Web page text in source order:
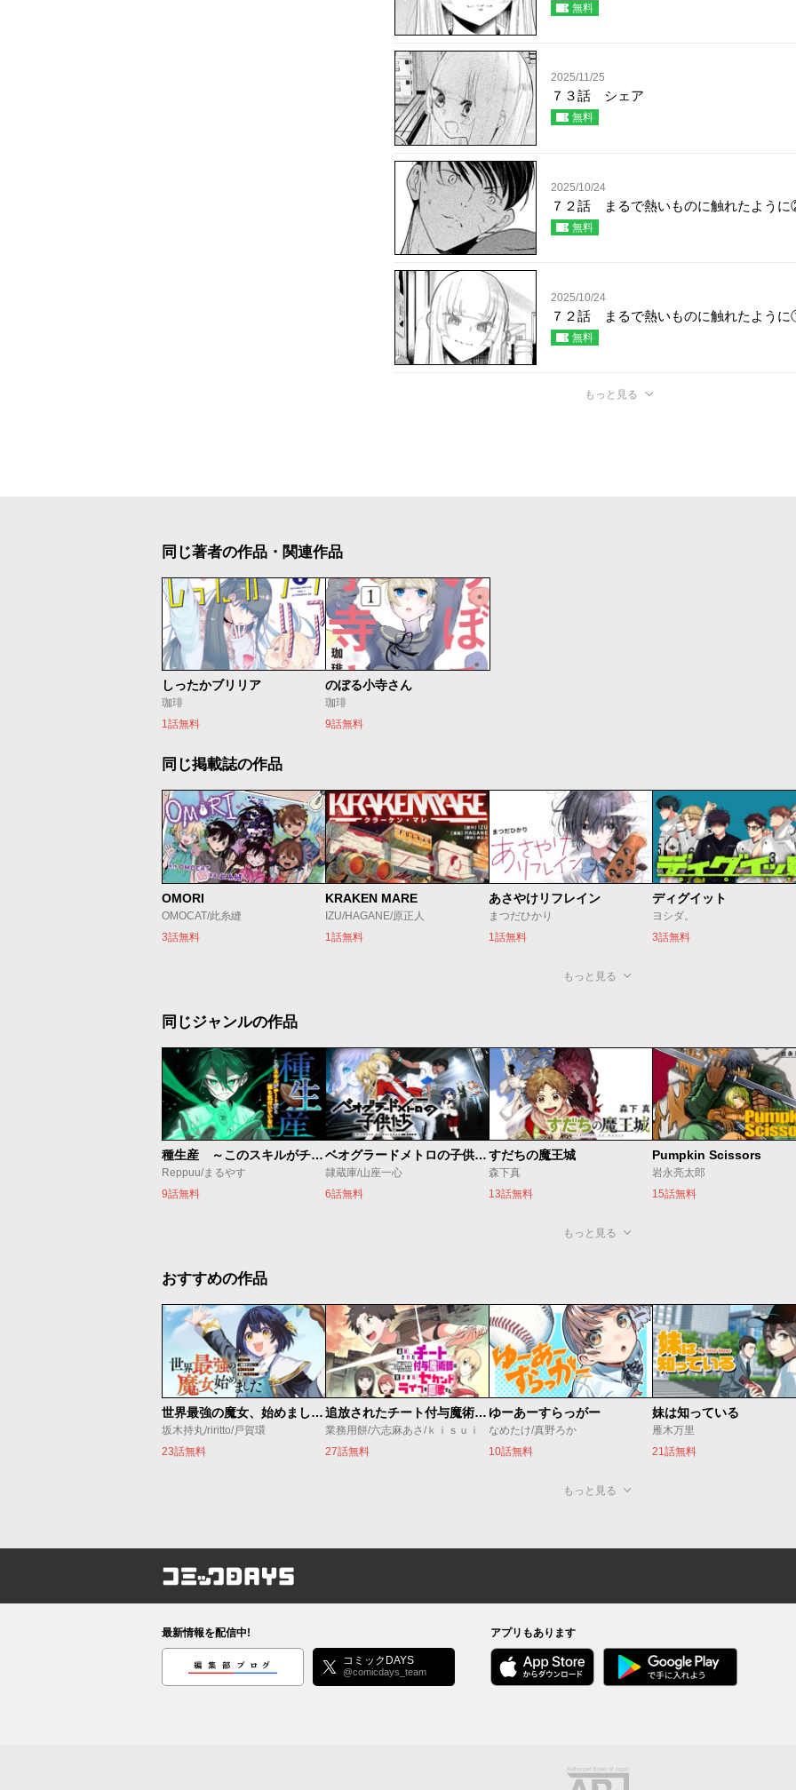
無料
2025/11/25
７３話 シェア
無料
2025/10/24
７２話 まるで熱いものに触れたよう
無料
2025/10/24
７２話 まるで熱いものに触れたよう
無料
もっと見る
同じ著者の作品・関連作品
しったかブリリア
珈琲
1話無料
のぼる小寺さん
珈琲
9話無料
同じ掲載誌の作品
OMORI
OMOCAT/此糸縫
3話無料
KRAKEN MARE
IZU/HAGANE/原正人
1話無料
あさやけリフレイン
まつだひかり
1話無料
ディグイット
ヨシダ。
3話無料
もっと見る
同じジャンルの作品
種生産 ～このスキルがチートだとまだ誰も気付いていない～
Reppuu/まるやす
9話無料
ベオグラードメトロの子供たち
隷蔵庫/山座一心
6話無料
すだちの魔王城
森下真
13話無料
Pumpkin Scissors
岩永亮太郎
15話無料
もっと見る
おすすめの作品
世界最強の魔女、始めました ～私だけ『攻略サイト』を見れる世界で自由に生きます～
坂木持丸/riritto/戸賀環
23話無料
追放されたチート付与魔術師は気ままなセカンドライフを謳歌する。 ～俺は武器だけじゃなく、あらゆるものに『強化ポイント』を付与できるし、俺の意思でいつでも効果を解除できるけど、残った人たち大丈夫？～
業務用餅/六志麻あさ/ｋｉｓｕｉ
27話無料
ゆーあーすらっがー
なめたけ/真野ろか
10話無料
妹は知っている
雁木万里
21話無料
もっと見る
コミックDAYS
最新情報を配信中!
編集部ブログ コミックDAYS
@comicdays_team
アプリもあります